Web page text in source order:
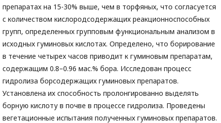
препаратах на 15-30% выше, чем в торфяных, что согласуется
с количеством кислородсодержащих реакционноспособных
групп, определенных групповым функциональным анализом в
исходных гуминовых кислотах. Определено, что борирование
в течение четырех часов приводит к гуминовым препаратам,
содержащим 0.8–0.96 мас.% бора. Исследован процесс
гидролиза борсодержащих гуминовых препаратов.
Установлена их способность пролонгированно выделять
борную кислоту в почве в процессе гидролиза. Проведены
вегетационные испытания полученных гуминовых препаратов.